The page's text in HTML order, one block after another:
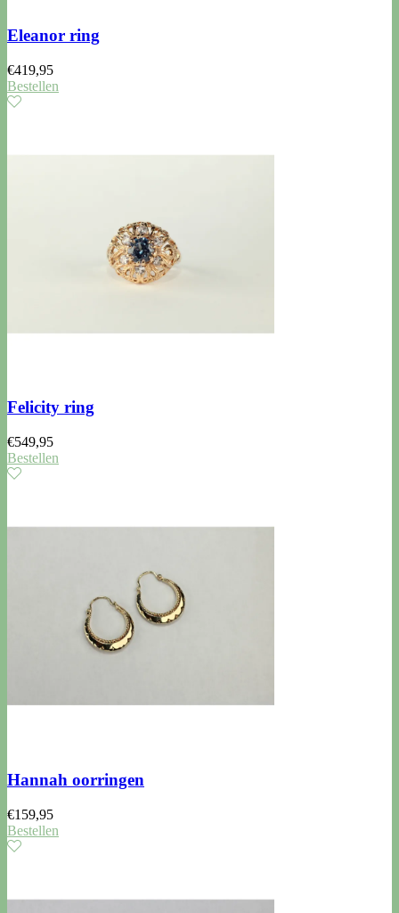
Eleanor ring
€419,95
Bestellen
Felicity ring
€549,95
Bestellen
Hannah oorringen
€159,95
Bestellen